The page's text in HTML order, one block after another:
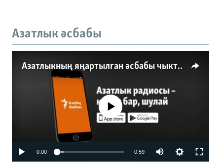
Азатлык әсбабы
Азатлыкның яңартылган әсбабы чыкты
No media source currently available
0:00 0:59